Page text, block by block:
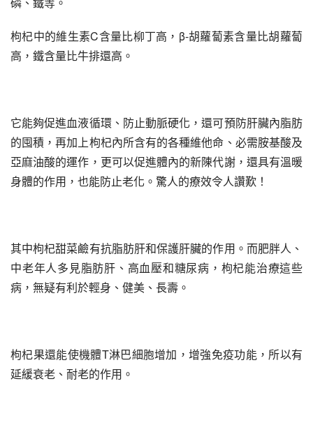
枸杞中的維生素C含量比柳丁高，β-胡蘿蔔素含量比胡蘿蔔
高，鐵含量比牛排還高。
它能夠促進血液循環、防止動脈硬化，還可預防肝臟內脂肪
的囤積，再加上枸杞內所含有的各種維他命、必需胺基酸及
亞麻油酸的運作，更可以促進體內的新陳代謝，還具有溫暖
身體的作用，也能防止老化。驚人的療效令人讚歎！
其中枸杞甜菜鹼有抗脂肪肝和保護肝臟的作用。而肥胖人、
中老年人多見脂肪肝、高血壓和糖尿病，枸杞能治療這些
病，無疑有利於輕身、健美、長壽。
枸杞果還能使機體T淋巴細胞增加，增強免疫功能，所以有
延緩衰老、耐老的作用。